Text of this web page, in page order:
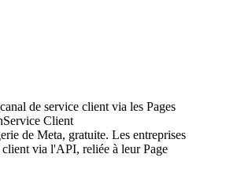
de service client via les Pages
Service Client
de Meta, gratuite. Les entreprises
via l'API, reliée à leur Page